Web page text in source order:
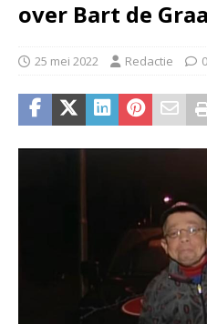
over Bart de
25 mei 2022 Redactie 0